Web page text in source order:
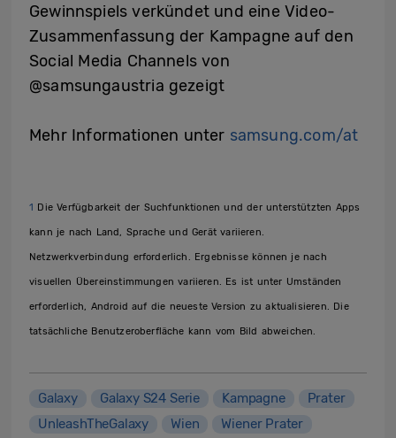
Gewinnspiels verkündet und eine Video-
Zusammenfassung der Kampagne auf den
Social Media Channels von
@samsungaustria gezeigt
Mehr Informationen unter samsung.com/at
1 Die Verfügbarkeit der Suchfunktionen und der unterstützten Apps
kann je nach Land, Sprache und Gerät variieren.
Netzwerkverbindung erforderlich. Ergebnisse können je nach
visuellen Übereinstimmungen variieren. Es ist unter Umständen
erforderlich, Android auf die neueste Version zu aktualisieren. Die
tatsächliche Benutzeroberfläche kann vom Bild abweichen.
Galaxy Galaxy S24 Serie Kampagne
Prater
UnleashTheGalaxy
Wien
Wiener Prater